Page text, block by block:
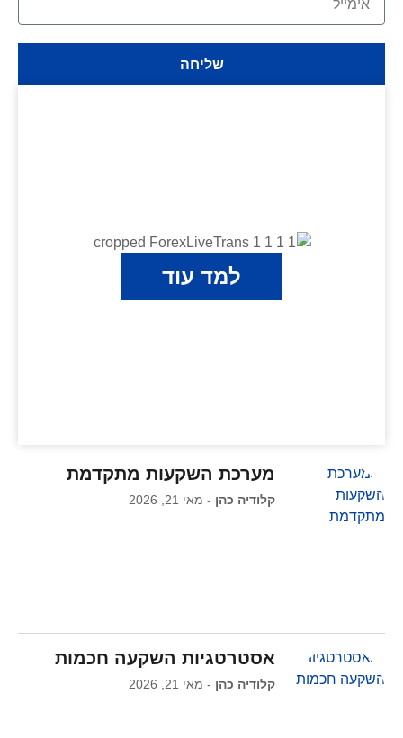
שליחה
למד עוד
מערכת השקעות מתקדמת
קלודיה כהן מאי 21, 2026
אסטרטגיות השקעה חכמות
קלודיה כהן מאי 21, 2026